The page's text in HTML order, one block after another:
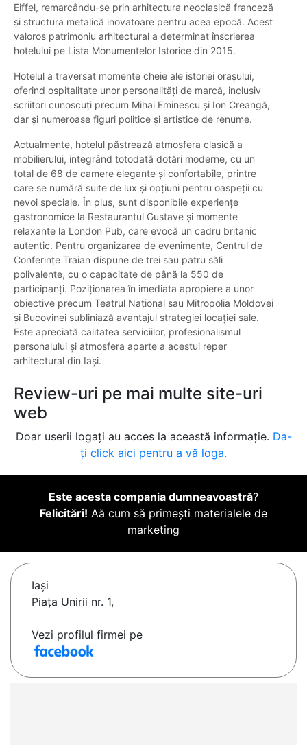
Eiffel, remarcându-se prin arhitectura neoclasică franceză
și structura metalică inovatoare pentru acea epocă. Acest
valoros patrimoniu arhitectural a determinat înscrierea
hotelului pe Lista Monumentelor Istorice din 2015.
Hotelul a traversat momente cheie ale istoriei orașului,
oferind ospitalitate unor personalități de marcă, inclusiv
scriitori cunoscuți precum Mihai Eminescu și Ion Creangă,
dar și numeroase figuri politice și artistice de renume.
Actualmente, hotelul păstrează atmosfera clasică a
mobilierului, integrând totodată dotări moderne, cu un
total de 68 de camere elegante și confortabile, printre
care se numără suite de lux și opțiuni pentru oaspeții cu
nevoi speciale. În plus, sunt disponibile experiențe
gastronomice la Restaurantul Gustave și momente
relaxante la London Pub, care evocă un cadru britanic
autentic. Pentru organizarea de evenimente, Centrul de
Conferințe Traian dispune de trei sau patru săli
polivalente, cu o capacitate de până la 550 de
participanți. Poziționarea în imediata apropiere a unor
obiective precum Teatrul Național sau Mitropolia Moldovei
și Bucovinei subliniază avantajul strategiei locației sale.
Este apreciată calitatea serviciilor, profesionalismul
personalului și atmosfera aparte a acestui reper
arhitectural din Iași.
Review-uri pe mai multe site-uri
web
Doar userii logați au acces la această informație. Da-
ți click aici pentru a vă loga.
Este acesta compania dumneavoastră?
Felicitări! Aă cum să primești materialele de
marketing
Iaşi
Piața Unirii nr. 1,
Vezi profilul firmei pe